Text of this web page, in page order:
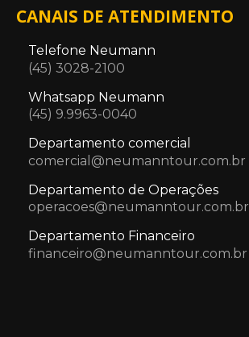
CANAIS DE ATENDIMENTO
Telefone Neumann
(45) 3028-2100
Whatsapp Neumann
(45) 9.9963-0040
Departamento comercial
comercial@neumanntour.com.br
Departamento de Operações
operacoes@neumanntour.com.br
Departamento Financeiro
financeiro@neumanntour.com.br